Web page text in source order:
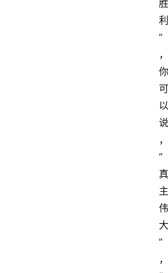
胜
利
”
，
你
可
以
说
，
“
真
主
伟
大
”
，